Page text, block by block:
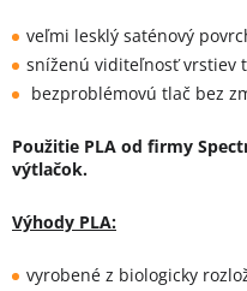
veľmi lesklý saténový
sníženú viditeľnosť vrstiev
bezproblémovú tlač bez
Použitie PLA od firmy
výtlačok.
Výhody PLA:
vyrobené z biologicky